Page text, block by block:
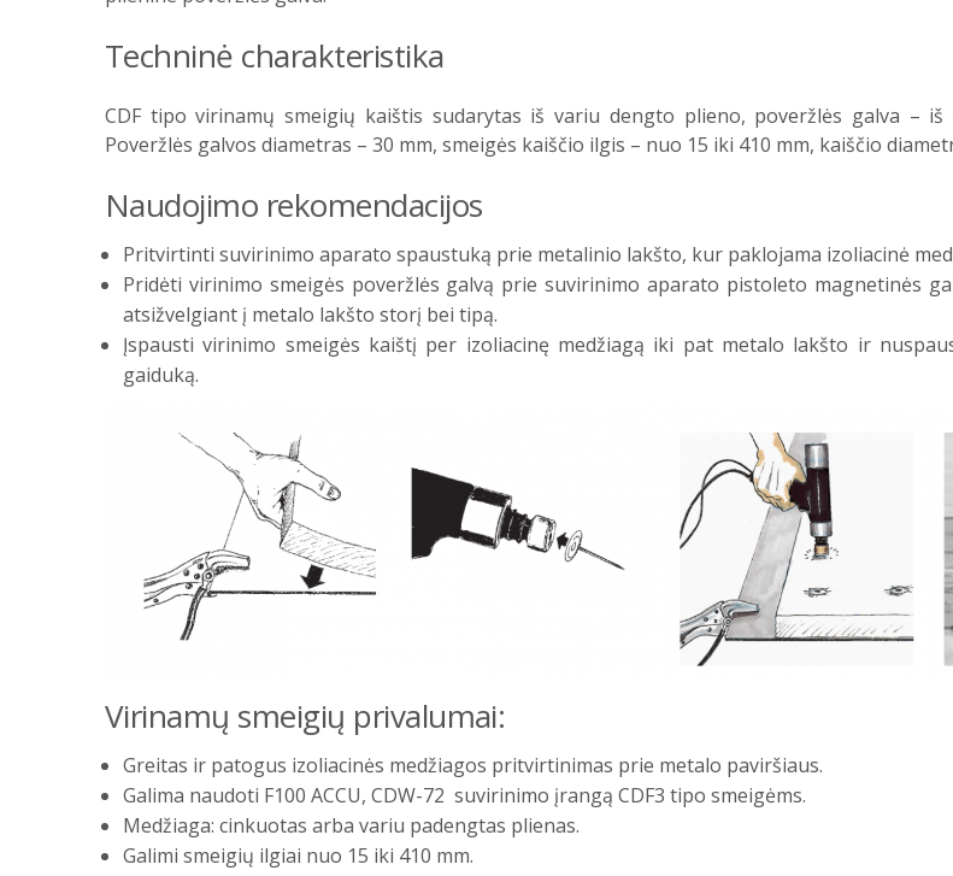
Techninė charakteristika
CDF tipo virinamų smeigių kaištis sudarytas iš variu dengto plieno, poveržlės galva –
Poveržlės galvos diametras – 30 mm, smeigės kaiščio ilgis – nuo 15 iki 410 mm, kaiščio
Naudojimo rekomendacijos
Pritvirtinti suvirinimo aparato spaustuką prie metalinio lakšto, kur paklojama izoliacinė
Pridėti virinimo smeigės poveržlės galvą prie suvirinimo aparato pistoleto magnetinės
atsižvelgiant į metalo lakšto storį bei tipą.
Įspausti virinimo smeigės kaištį per izoliacinę medžiagą iki pat metalo lakšto ir
gaiduką.
Virinamų smeigių privalumai:
Greitas ir patogus izoliacinės medžiagos pritvirtinimas prie metalo paviršiaus.
Galima naudoti F100 ACCU, CDW-72 suvirinimo įrangą CDF3 tipo smeigėms.
Medžiaga: cinkuotas arba variu padengtas plienas.
Galimi smeigių ilgiai nuo 15 iki 410 mm.